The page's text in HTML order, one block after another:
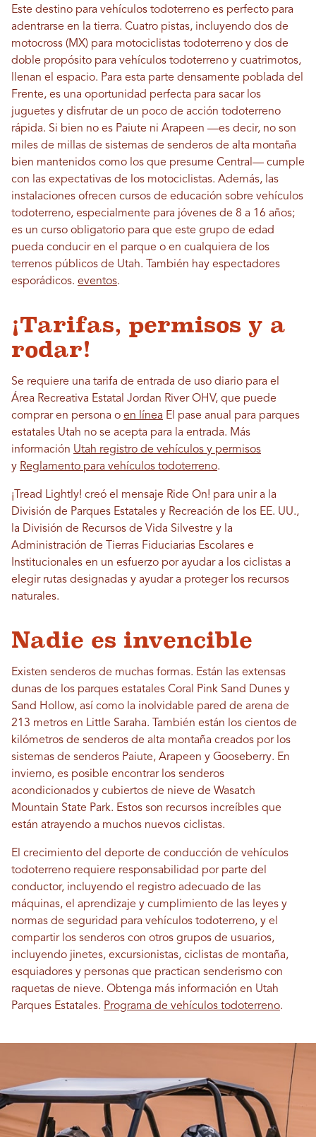
Este destino para vehículos todoterreno es perfecto para
adentrarse en la tierra. Cuatro pistas, incluyendo dos de
motocross (MX) para motociclistas todoterreno y dos de
doble propósito para vehículos todoterreno y cuatrimotos,
llenan el espacio. Para esta parte densamente poblada del
Frente, es una oportunidad perfecta para sacar los
juguetes y disfrutar de un poco de acción todoterreno
rápida. Si bien no es Paiute ni Arapeen —es decir, no son
miles de millas de sistemas de senderos de alta montaña
bien mantenidos como los que presume Central— cumple
con las expectativas de los motociclistas. Además, las
instalaciones ofrecen cursos de educación sobre vehículos
todoterreno, especialmente para jóvenes de 8 a 16 años;
es un curso obligatorio para que este grupo de edad
pueda conducir en el parque o en cualquiera de los
terrenos públicos de Utah. También hay espectadores
esporádicos. eventos.
¡Tarifas, permisos y a
rodar!
Se requiere una tarifa de entrada de uso diario para el
Área Recreativa Estatal Jordan River OHV, que puede
comprar en persona o en línea El pase anual para parques
estatales Utah no se acepta para la entrada. Más
información Utah registro de vehículos y permisos
y Reglamento para vehículos todoterreno.
¡Tread Lightly! creó el mensaje Ride On! para unir a la
División de Parques Estatales y Recreación de los EE. UU.,
la División de Recursos de Vida Silvestre y la
Administración de Tierras Fiduciarias Escolares e
Institucionales en un esfuerzo por ayudar a los ciclistas a
elegir rutas designadas y ayudar a proteger los recursos
naturales.
Nadie es invencible
Existen senderos de muchas formas. Están las extensas
dunas de los parques estatales Coral Pink Sand Dunes y
Sand Hollow, así como la inolvidable pared de arena de
213 metros en Little Saraha. También están los cientos de
kilómetros de senderos de alta montaña creados por los
sistemas de senderos Paiute, Arapeen y Gooseberry. En
invierno, es posible encontrar los senderos
acondicionados y cubiertos de nieve de Wasatch
Mountain State Park. Estos son recursos increíbles que
están atrayendo a muchos nuevos ciclistas.
El crecimiento del deporte de conducción de vehículos
todoterreno requiere responsabilidad por parte del
conductor, incluyendo el registro adecuado de las
máquinas, el aprendizaje y cumplimiento de las leyes y
normas de seguridad para vehículos todoterreno, y el
compartir los senderos con otros grupos de usuarios,
incluyendo jinetes, excursionistas, ciclistas de montaña,
esquiadores y personas que practican senderismo con
raquetas de nieve. Obtenga más información en Utah
Parques Estatales. Programa de vehículos todoterreno.